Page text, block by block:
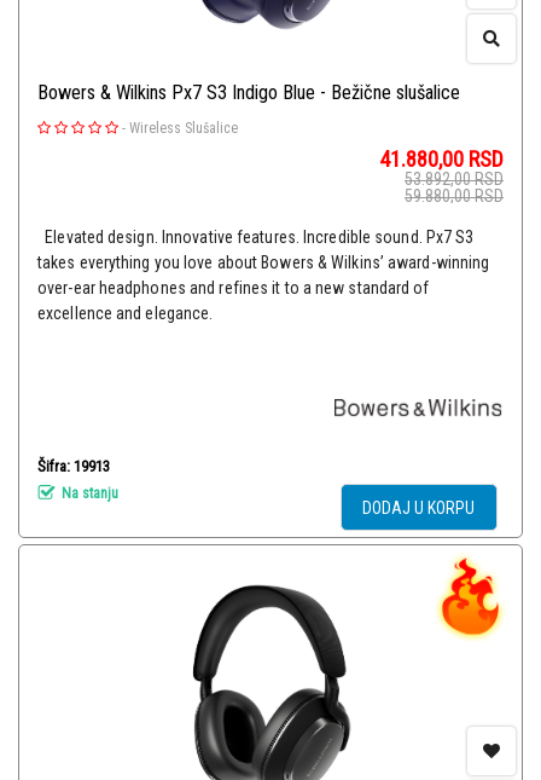
Bowers & Wilkins Px7 S3 Indigo Blue - Bežične slušalice
- Wireless Slušalice
41.880,00 RSD
53.892,00RSD
59.880,00RSD
Elevated design. Innovative features. Incredible sound. Px7 S3
takes everything you love about Bowers & Wilkins’ award-winning
over-ear headphones and refines it to a new standard of
excellence and elegance.
Šifra: 19913
Na stanju
DODAJ U KORPU